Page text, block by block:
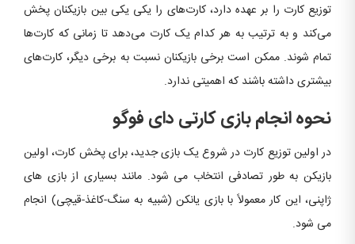
توزیع کارت را بر عهده دارد، کارت‌های را یکی یکی بین بازیکنان پخش
می‌کند و به ترتیب به هر کدام یک کارت می‌دهد تا زمانی که کارت‌ها
تمام شوند. ممکن است برخی بازیکنان نسبت به برخی دیگر، کارت‌های
بیشتری داشته باشند که اهمیتی ندارد.
نحوه انجام بازی کارتی دای فوگو
در اولین توزیع کارت در شروع یک بازی جدید، برای پخش کارت، اولین
بازیکن به طور تصادفی انتخاب می شود. مانند بسیاری از بازی های
ژاپنی، این کار معمولاً با بازی یانکن (شبیه به سنگ-کاغذ-قیچی) انجام
می شود.